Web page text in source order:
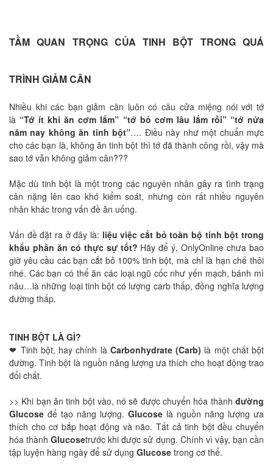
TẦM QUAN TRỌNG CỦA TINH BỘT TRONG QUÁ
TRÌNH GIẢM CÂN
Nhiều khi các bạn giảm cân luôn có câu cửa miệng nói với tớ
là “Tớ ít khi ăn cơm lắm” “tớ bỏ cơm lâu lắm rồi” “tớ nửa
năm nay không ăn tinh bột”…. Điều này như một chuẩn mực
cho các bạn là, không ăn tinh bột thì tớ đã thành công rồi, vậy mà
sao tớ vẫn không giảm cân???
Mặc dù tinh bột là một trong các nguyên nhân gây ra tình trạng
cân nặng lên cao khó kiểm soát, nhưng còn rất nhiều nguyên
nhân khác trong vấn đề ăn uống.
Vấn đề đặt ra ở đây là: liệu việc cắt bỏ toàn bộ tinh bột trong
khẩu phần ăn có thực sự tốt? Hãy để ý, OnlyOnline chưa bao
giờ yêu cầu các bạn cắt bỏ 100% tinh bột, mà chỉ là hạn chế thôi
nhé. Các bạn có thể ăn các loại ngũ cốc như yến mạch, bánh mì
nâu…là những loại tinh bột có lượng carb thấp, đồng nghĩa lượng
đường thấp.
TINH BỘT LÀ GÌ?
❤ Tinh bột, hay chính là Carbonhydrate (Carb) là một chất bột
đường. Tinh bột là nguồn năng lượng ưa thích cho hoạt động trao
đổi chất.
>> Khi bạn ăn tinh bột vào, nó sẽ được chuyển hóa thành đường
Glucose để tạo năng lượng. Glucose là nguồn năng lượng ưa
thích cho cơ bắp hoạt động và não. Tất cả tinh bột đều chuyển
hóa thànhGlucosetrước khi được sử dụng. Chính vì vậy, bạn cần
tập luyện hàng ngày để sử dụng Glucose trong cơ thể.